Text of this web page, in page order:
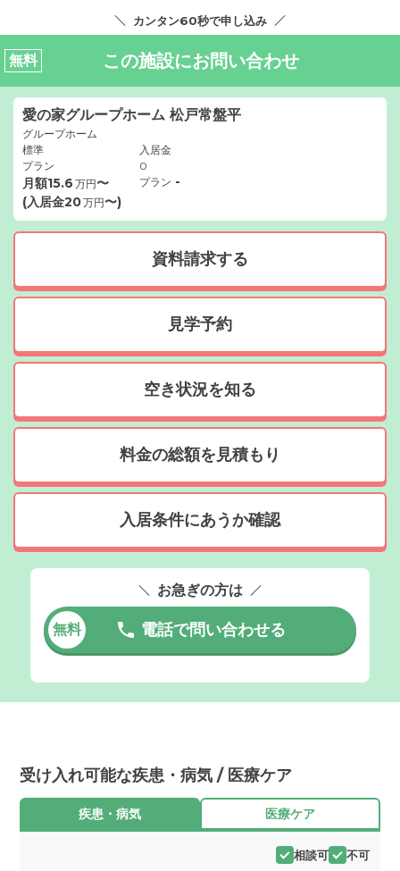
カンタン60秒で申し込み
無料 この施設にお問い合わせ
愛の家グループホーム 松戸常盤平
グループホーム
標準
プラン
月額15.6 万円〜
(入居金20万円〜)
入居金
0
プラン -
資料請求する
見学予約
空き状況を知る
料金の総額を見積もり
入居条件にあうか確認
お急ぎの方は
無料 電話で問い合わせる
受け入れ可能な疾患・病気 / 医療ケア
疾患・病気 医療ケア
相談可 不可